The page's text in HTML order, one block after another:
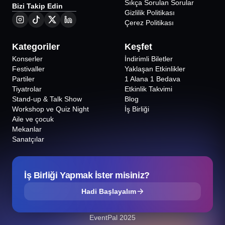
Yonca'nın 90'lar Expresi Tahsin Hasoğlu
Bizi Takip Edin
Sıkça Sorulan Sorular
Gizlilik Politikası
Çerez Politikası
Kategoriler
Konserler
Festivaller
Partiler
Tiyatrolar
Stand-up & Talk Show
Workshop ve Quiz Night
Aile ve çocuk
Mekanlar
Sanatçılar
Keşfet
İndirimli Biletler
Yaklaşan Etkinlikler
1 Alana 1 Bedava
Etkinlik Takvimi
Blog
İş Birliği
İş Birliği Yapmak İster misiniz?
Hadi Başlayalım
EventPal 2025